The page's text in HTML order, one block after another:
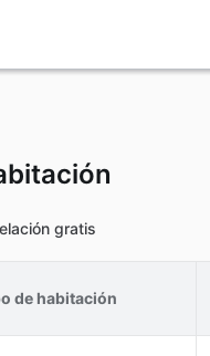
gratis
de habitación